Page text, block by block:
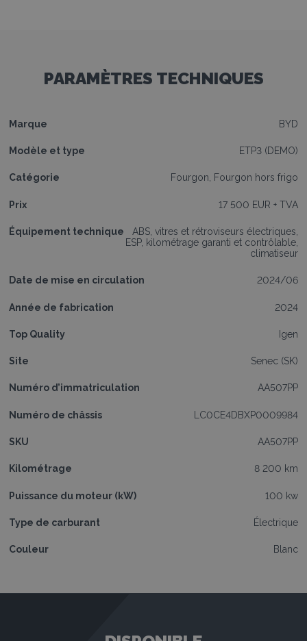
PARAMÈTRES TECHNIQUES
Marque BYD
Modèle et type ETP3 (DEMO)
Catégorie Fourgon, Fourgon hors frigo
Prix 17 500 EUR + TVA
Équipement technique
ABS, vitres et rétroviseurs électriques,
ESP, kilométrage garanti et contrôlable,
climatiseur
Date de mise en circulation 2024/06
Année de fabrication 2024
Top Quality Igen
Site Senec (SK)
Numéro d’immatriculation AA507PP
Numéro de châssis LC0CE4DBXP0009984
SKU AA507PP
Kilométrage 8 200 km
Puissance du moteur (kW) 100 kw
Type de carburant Électrique
Couleur Blanc